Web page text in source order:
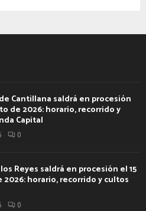
Cantillana saldrá en procesión
de 2026: horario, recorrido y
Capital
0
Reyes saldrá en procesión el 15
2026: horario, recorrido y cultos
0